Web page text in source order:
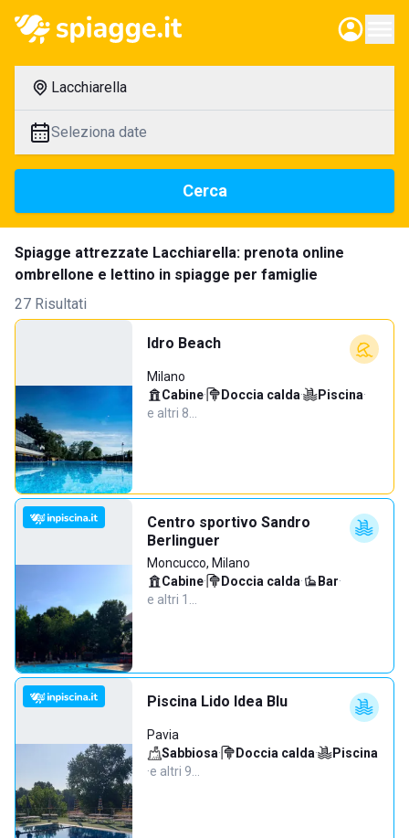
Lacchiarella
Seleziona date
Cerca
Spiagge attrezzate Lacchiarella: prenota online
ombrellone e lettino in spiagge per famiglie
27 Risultati
Idro Beach
Milano
Cabine· Doccia calda· Piscina·
e altri 8…
Centro sportivo Sandro
Berlinguer
Moncucco, Milano
Cabine· Doccia calda· Bar·
e altri 1…
Piscina Lido Idea Blu
Pavia
Sabbiosa· Doccia calda·
Piscina
·e altri 9…